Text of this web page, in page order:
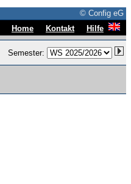
© Config eG
Home Kontakt Hilfe
Semester: